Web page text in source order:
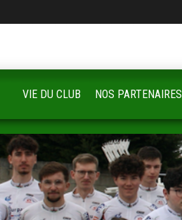
VIE DU CLUB NOS PARTENAIRES